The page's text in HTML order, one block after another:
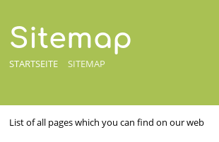
Sitemap
STARTSEITE SITEMAP
Sitemap
List of all pages which you can find on our web